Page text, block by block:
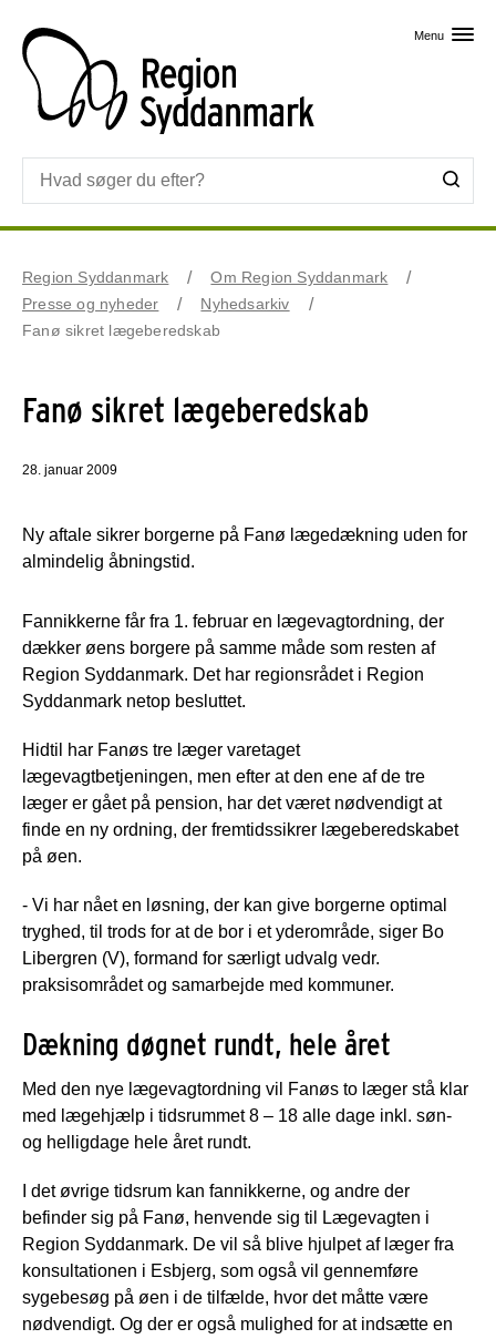
Menu
Region Syddanmark
Om Region Syddanmark
Presse og nyheder
Nyhedsarkiv
Fanø sikret lægeberedskab
Fanø sikret lægeberedskab
28. januar 2009
Ny aftale sikrer borgerne på Fanø lægedækning uden for
almindelig åbningstid.
Fannikkerne får fra 1. februar en lægevagtordning, der
dækker øens borgere på samme måde som resten af
Region Syddanmark. Det har regionsrådet i Region
Syddanmark netop besluttet.
Hidtil har Fanøs tre læger varetaget
lægevagtbetjeningen, men efter at den ene af de tre
læger er gået på pension, har det været nødvendigt at
finde en ny ordning, der fremtidssikrer lægeberedskabet
på øen.
- Vi har nået en løsning, der kan give borgerne optimal
tryghed, til trods for at de bor i et yderområde, siger Bo
Libergren (V), formand for særligt udvalg vedr.
praksisområdet og samarbejde med kommuner.
Dækning døgnet rundt, hele året
Med den nye lægevagtordning vil Fanøs to læger stå klar
med lægehjælp i tidsrummet 8 – 18 alle dage inkl. søn-
og helligdage hele året rundt.
I det øvrige tidsrum kan fannikkerne, og andre der
befinder sig på Fanø, henvende sig til Lægevagten i
Region Syddanmark. De vil så blive hjulpet af læger fra
konsultationen i Esbjerg, som også vil gennemføre
sygebesøg på øen i de tilfælde, hvor det måtte være
nødvendigt. Og der er også mulighed for at indsætte en